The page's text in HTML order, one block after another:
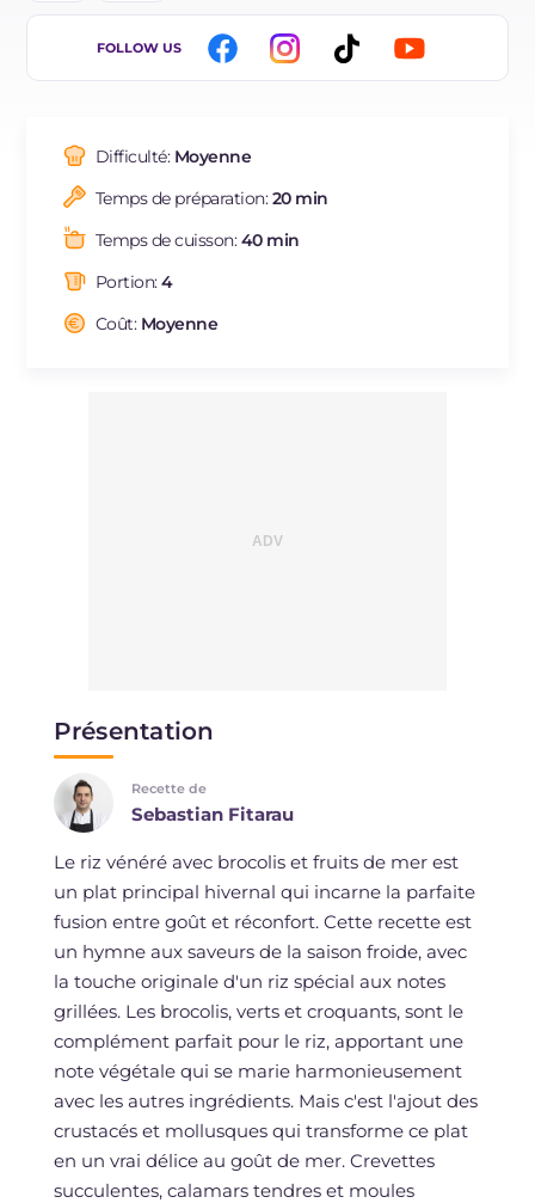
IT
ES
BR
NL
FOLLOW US
Difficulté: Moyenne
Temps de préparation:20 min
Temps de cuisson:40 min
Portion:4
Coût: Moyenne
Présentation
Recette de
Sebastian Fitarau
Le riz vénéré avec brocolis et fruits de mer est
un plat principal hivernal qui incarne la parfaite
fusion entre goût et réconfort. Cette recette est
un hymne aux saveurs de la saison froide, avec
la touche originale d'un riz spécial aux notes
grillées. Les brocolis, verts et croquants, sont le
complément parfait pour le riz, apportant une
note végétale qui se marie harmonieusement
avec les autres ingrédients. Mais c'est l'ajout des
crustacés et mollusques qui transforme ce plat
en un vrai délice au goût de mer. Crevettes
succulentes, calamars tendres et moules